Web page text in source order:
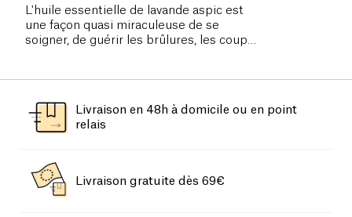
L'huile essentielle de lavande aspic est
une façon quasi miraculeuse de se
soigner, de guérir les brûlures, les coups
avec vous, elle sera une alliée en toutes
circonstances.Livraison en 48h à domicile ou en point
relais
Livraison gratuite dès 69€